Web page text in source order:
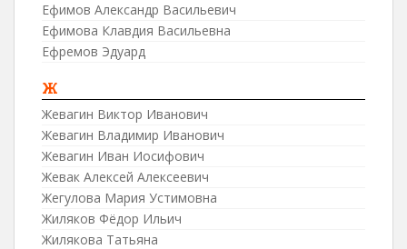
Ефимов Александр Васильевич
Ефимова Клавдия Васильевна
Ефремов Эдуард
Ж
Жевагин Виктор Иванович
Жевагин Владимир Иванович
Жевагин Иван Иосифович
Жевак Алексей Алексеевич
Жегулова Мария Устимовна
Жиляков Фёдор Ильич
Жилякова Татьяна